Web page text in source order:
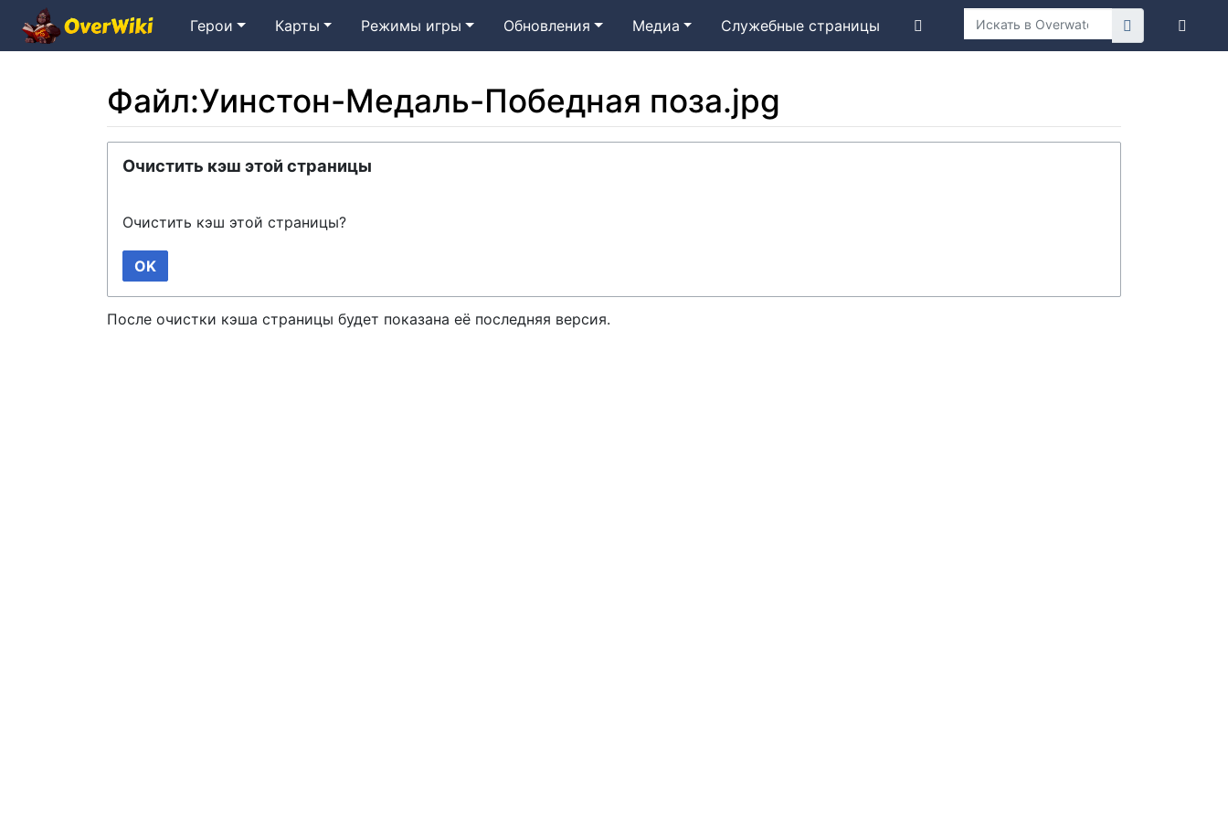
Герои Карты Режимы игры Обновления Медиа Служебные страницы
Файл:Уинстон-Медаль-Победная поза.jpg
Очистить кэш этой страницы
Очистить кэш этой страницы?
OK
После очистки кэша страницы будет показана её последняя версия.